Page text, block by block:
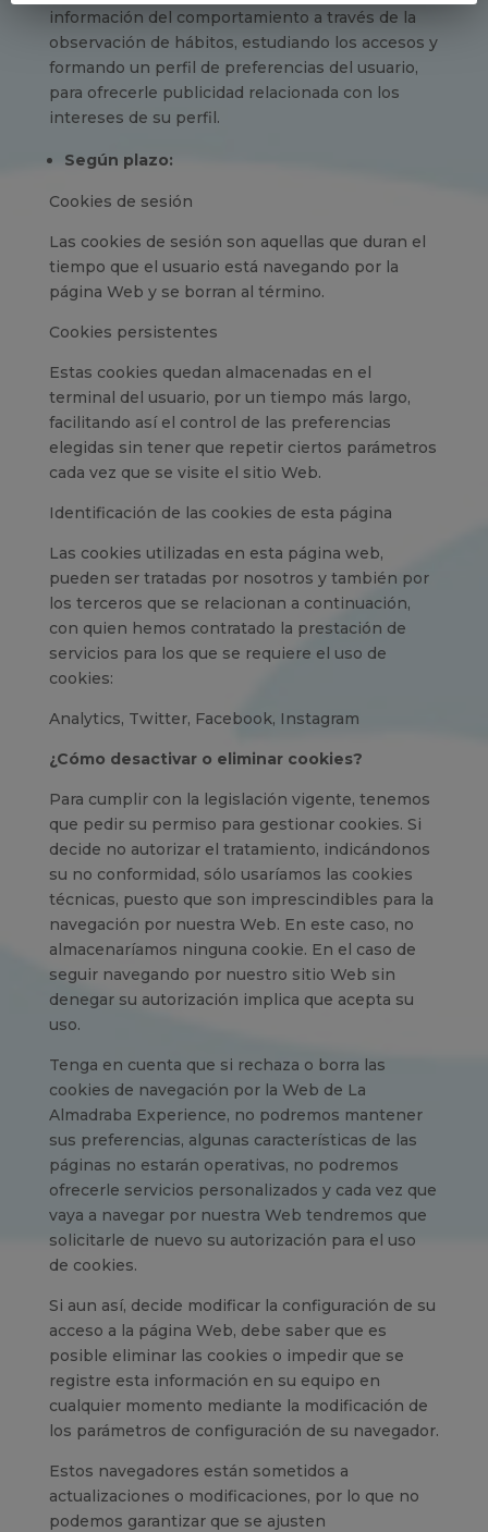
información del comportamiento a través de la
observación de hábitos, estudiando los accesos y
formando un perfil de preferencias del usuario,
para ofrecerle publicidad relacionada con los
intereses de su perfil.
Según plazo:
Cookies de sesión
Las cookies de sesión son aquellas que duran el
tiempo que el usuario está navegando por la
página Web y se borran al término.
Cookies persistentes
Estas cookies quedan almacenadas en el
terminal del usuario, por un tiempo más largo,
facilitando así el control de las preferencias
elegidas sin tener que repetir ciertos parámetros
cada vez que se visite el sitio Web.
Identificación de las cookies de esta página
Las cookies utilizadas en esta página web,
pueden ser tratadas por nosotros y también por
los terceros que se relacionan a continuación,
con quien hemos contratado la prestación de
servicios para los que se requiere el uso de
cookies:
Analytics, Twitter, Facebook, Instagram
¿Cómo desactivar o eliminar cookies?
Para cumplir con la legislación vigente, tenemos
que pedir su permiso para gestionar cookies. Si
decide no autorizar el tratamiento, indicándonos
su no conformidad, sólo usaríamos las cookies
técnicas, puesto que son imprescindibles para la
navegación por nuestra Web. En este caso, no
almacenaríamos ninguna cookie. En el caso de
seguir navegando por nuestro sitio Web sin
denegar su autorización implica que acepta su
uso.
Tenga en cuenta que si rechaza o borra las
cookies de navegación por la Web de La
Almadraba Experience, no podremos mantener
sus preferencias, algunas características de las
páginas no estarán operativas, no podremos
ofrecerle servicios personalizados y cada vez que
vaya a navegar por nuestra Web tendremos que
solicitarle de nuevo su autorización para el uso
de cookies.
Si aun así, decide modificar la configuración de su
acceso a la página Web, debe saber que es
posible eliminar las cookies o impedir que se
registre esta información en su equipo en
cualquier momento mediante la modificación de
los parámetros de configuración de su navegador.
Estos navegadores están sometidos a
actualizaciones o modificaciones, por lo que no
podemos garantizar que se ajusten